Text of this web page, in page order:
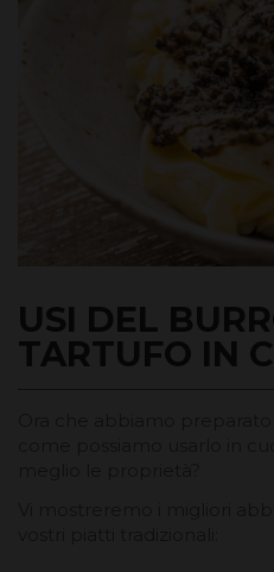
USI DEL
TARTUFO IN